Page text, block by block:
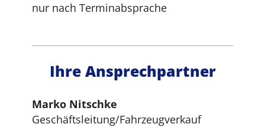
nur nach Terminabsprache
Ihre Ansprechpartner
Marko Nitschke
Geschäftsleitung/Fahrzeugverkauf